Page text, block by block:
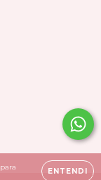
para
ENTENDI